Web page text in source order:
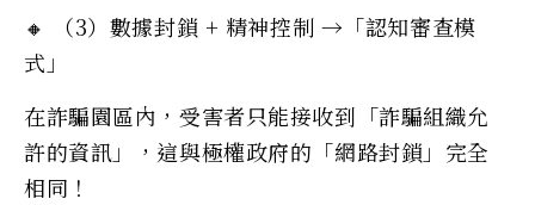
🔸 （3）數據封鎖 + 精神控制 →「認知審查模
式」
在詐騙園區內，受害者只能接收到「詐騙組織允
許的資訊」，這與極權政府的「網路封鎖」完全
相同！